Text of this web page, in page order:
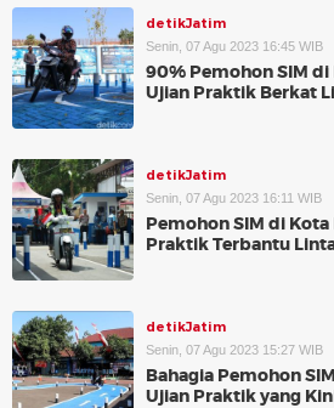
detikJatim
Senin, 07 Agu 2023 16:45 WIB
90% Pemohon SIM
Ujian Praktik Berkat
detikJatim
Senin, 07 Agu 2023 16:11 WIB
Pemohon SIM di
Praktik Terbantu
detikJatim
Senin, 07 Agu 2023 15:27 WIB
Bahagia Pemohon
Ujian Praktik yang